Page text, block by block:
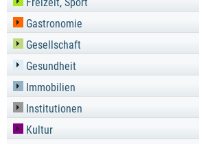
Gastronomie
Gesellschaft
Gesundheit
Immobilien
Institutionen
Kultur